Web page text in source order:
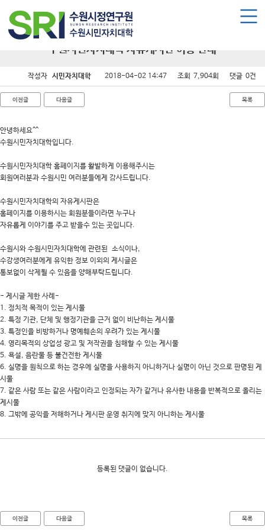
수원시민자치대학 소개
수강신청하기
공지사항
대학소식
기자단소식
참여하기
희망강좌신청
자치동아리
마이페이지
수원시민자치대학 자유게시판 이용 안내
작성자 시민자치대학 2018-04-02 14:47 조회 7,904회 댓글 0건
이전글 다음글 목록
안녕하세요^^
수원시민자치대학입니다.
수원시민자치대학 홈페이지를 활발하게 이용해주시는
회원여러분과 수원시민 여러분들에게 감사드립니다.
수원시민자치대학의 자유게시판은
홈페이지를 이용하시는 회원분들이라면 누구나
자유롭게 이야기를 주고 받을수 있는 곳입니다.
수원시와 수원시민자치대학에 관련된 소식이나,
수강생여러분에게 유익한 정보 이외의 게시글은
통보없이 삭제될 수 있음을 양해부탁드립니다.
- 게시글 제한 사례-
1. 정치적 목적이 있는 게시물
2. 특정 기관, 단체 및 행정기관을 근거 없이 비난하는 게시물
3. 특정인을 비방하거나 명예훼손의 우려가 있는 게시물
4. 영리목적의 상업성 광고 및 저작권을 침해할 수 있는 게시물
5. 욕설, 음란물 등 불건전한 게시물
6. 실명을 원칙으로 하는 경우에 실명을 사용하지 아니하거나 실명이 아닌 것으로 판명된 게
시물
7. 같은 사람 또는 같은 사람이라고 인정되는 자가 같거나 유사한 내용을 반복적으로 올리는
게시물
8. 그밖에 공익을 저해하거나 게시판 운영 취지에 맞지 아니하는 게시물
등록된 댓글이 없습니다.
이전글 다음글 목록